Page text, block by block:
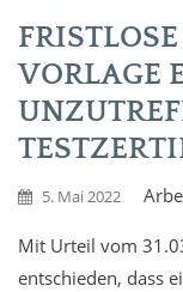
VORLAGE
5. Mai 2022
Mit Urteil vom
entschieden, dass